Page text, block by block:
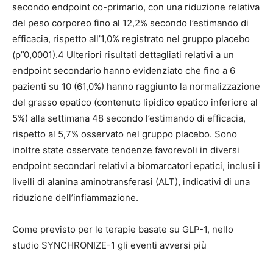
secondo endpoint co-primario, con una riduzione relativa
del peso corporeo fino al 12,2% secondo l’estimando di
efficacia, rispetto all’1,0% registrato nel gruppo placebo
(p”0,0001).4 Ulteriori risultati dettagliati relativi a un
endpoint secondario hanno evidenziato che fino a 6
pazienti su 10 (61,0%) hanno raggiunto la normalizzazione
del grasso epatico (contenuto lipidico epatico inferiore al
5%) alla settimana 48 secondo l’estimando di efficacia,
rispetto al 5,7% osservato nel gruppo placebo. Sono
inoltre state osservate tendenze favorevoli in diversi
endpoint secondari relativi a biomarcatori epatici, inclusi i
livelli di alanina aminotransferasi (ALT), indicativi di una
riduzione dell’infiammazione.
Come previsto per le terapie basate su GLP-1, nello
studio SYNCHRONIZE-1 gli eventi avversi più